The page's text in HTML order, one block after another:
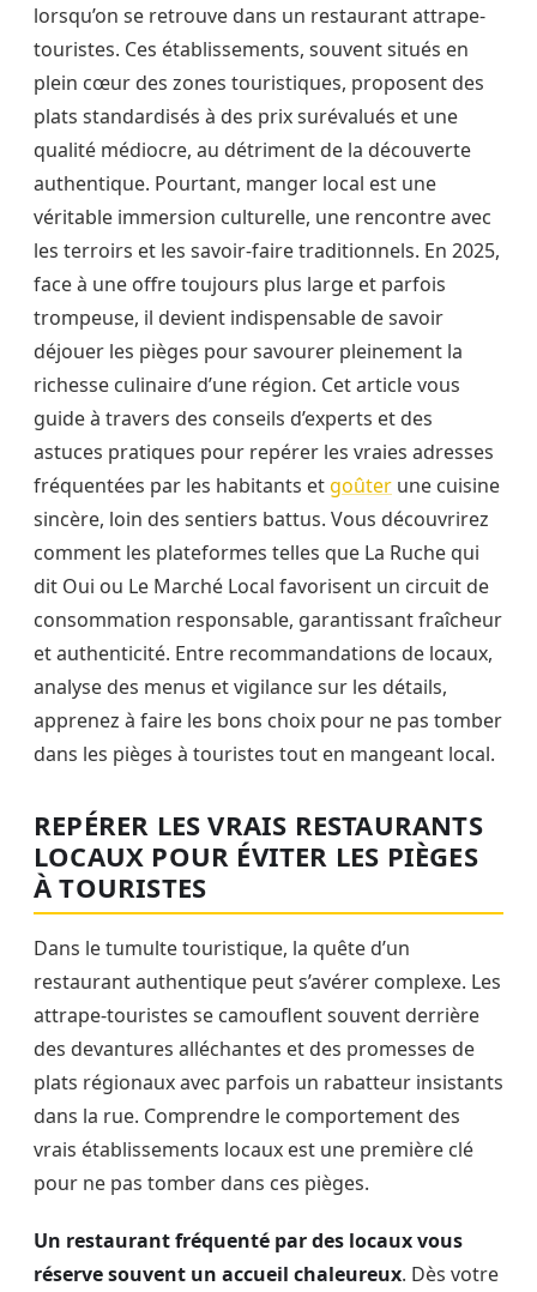
lorsqu’on se retrouve dans un restaurant attrape-
touristes. Ces établissements, souvent situés en
plein cœur des zones touristiques, proposent des
plats standardisés à des prix surévalués et une
qualité médiocre, au détriment de la découverte
authentique. Pourtant, manger local est une
véritable immersion culturelle, une rencontre avec
les terroirs et les savoir-faire traditionnels. En 2025,
face à une offre toujours plus large et parfois
trompeuse, il devient indispensable de savoir
déjouer les pièges pour savourer pleinement la
richesse culinaire d’une région. Cet article vous
guide à travers des conseils d’experts et des
astuces pratiques pour repérer les vraies adresses
fréquentées par les habitants etgoûter une cuisine
sincère, loin des sentiers battus. Vous découvrirez
comment les plateformes telles que La Ruche qui
dit Oui ou Le Marché Local favorisent un circuit de
consommation responsable, garantissant fraîcheur
et authenticité. Entre recommandations de locaux,
analyse des menus et vigilance sur les détails,
apprenez à faire les bons choix pour ne pas tomber
dans les pièges à touristes tout en mangeant local.
REPÉRER LES VRAIS RESTAURANTS
LOCAUX POUR ÉVITER LES PIÈGES
À TOURISTES
Dans le tumulte touristique, la quête d’un
restaurant authentique peut s’avérer complexe. Les
attrape-touristes se camouflent souvent derrière
des devantures alléchantes et des promesses de
plats régionaux avec parfois un rabatteur insistants
dans la rue. Comprendre le comportement des
vrais établissements locaux est une première clé
pour ne pas tomber dans ces pièges.
Un restaurant fréquenté par des locaux vous
réserve souvent un accueil chaleureux. Dès votre